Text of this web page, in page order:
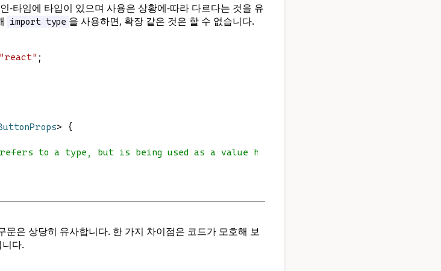
-타임에 타입이 있으며 사용은 상황에-따라 다르다는 것을 유
import type 을 사용하면, 확장 같은 것은 할 수 없습니다.
"react" ;
> {
to a type, but is being used as a value here.
은 상당히 유사합니다. 한 가지 차이점은 코드가 모호해 보
다.